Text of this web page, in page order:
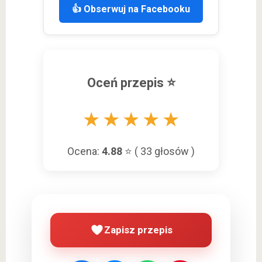
👍 Obserwuj na Facebooku
Oceń przepis ⭐
★ ★ ★ ★ ★
Ocena: 4.88 ⭐ ( 33 głosów )
Zapisz przepis